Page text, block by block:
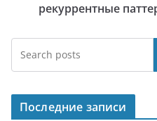
рекуррентные
Последние записи